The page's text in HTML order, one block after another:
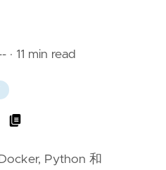
· 11 min read
Python 和